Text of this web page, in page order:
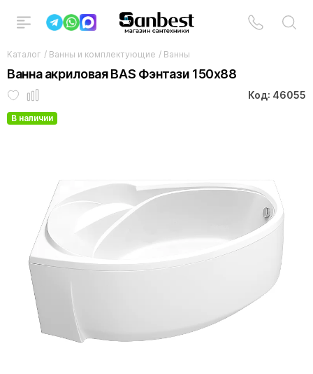
Каталог / Ванны и комплектующие / Ванны
Ванна акриловая BAS Фэнтази 150x88
Код: 46055
В наличии